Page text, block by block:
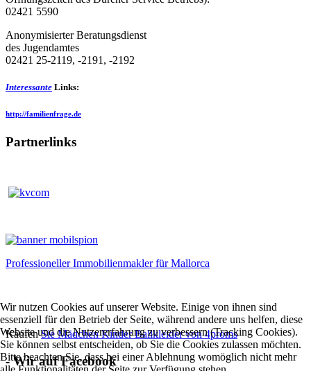
02421 5590
Anonymisierter Beratungsdienst
des Jugendamtes
02421 25-2119, -2191, -2192
Interessante Links:
http://familienfrage.de
Partnerlinks
Professioneller Immobilienmakler für Mallorca
KaufenSie Mädchen Kinder Ballkleider von 4proms
- Wir auf Facebook
Wir nutzen Cookies auf unserer Website. Einige von ihnen sind
essenziell für den Betrieb der Seite, während andere uns helfen, diese
Website und die Nutzererfahrung zu verbessern (Tracking Cookies).
Sie können selbst entscheiden, ob Sie die Cookies zulassen möchten.
Bitte beachten Sie, dass bei einer Ablehnung womöglich nicht mehr